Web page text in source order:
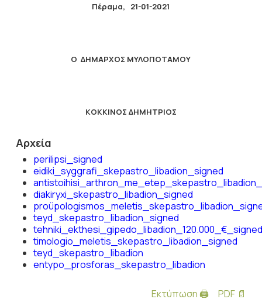
Πέραμα, 21-01-2021
Ο ΔΗΜΑΡΧΟΣ ΜΥΛΟΠΟΤΑΜΟΥ
ΚΟΚΚΙΝΟΣ ΔΗΜΗΤΡΙΟΣ
Αρχεία
perilipsi_signed
eidiki_syggrafi_skepastro_libadion_signed
diakiryxi_skepastro_libadion_signed
teyd_skepastro_libadion_signed
tehniki_ekthesi_gipedo_libadion_120.000_€_signed
timologio_meletis_skepastro_libadion_signed
teyd_skepastro_libadion
entypo_prosforas_skepastro_libadion
Εκτύπωση 🖨 PDF 📄